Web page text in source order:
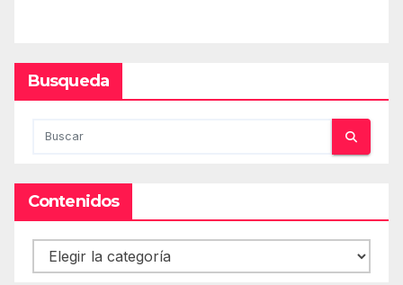
Busqueda
Contenidos
Contenidos